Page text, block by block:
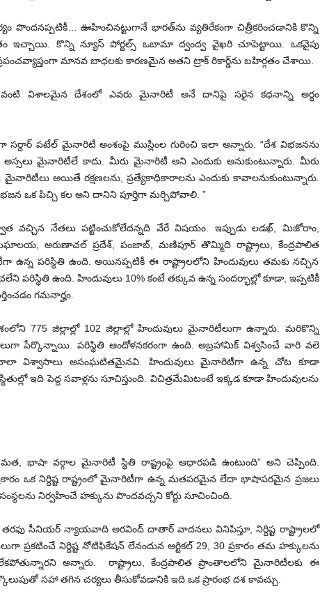
పొంద‌న‌ప్ప‌టికీ… ఊహించినట్టుగానే భార‌త్‌ను వ్య‌తిరేకంగా చిత్రీకరించడానికి కొన్ని
ఇచ్చాయి. కొన్ని న్యూస్ పోర్టల్స్ ఒబామా ద్వంద్వ వైఖ‌రి చూపెట్టాయి. ఒక‌వైపు
ప్రపంచవ్యాప్తంగా మానవ బాధలకు కారణమైన అతని ట్రాక్ రికార్డ్‌ను బహిర్గతం చేశాయి.
విశాలమైన దేశంలో ఎవరు మైనారిటీ అనే దానిపై సరైన కథనాన్ని అర్థం
సర్దార్ పటేల్ మైనారిటీ అంశంపై ముస్లింల గురించి ఇలా అన్నారు. “దేశ విభజనను
మైనారిటీలే కాదు. మీరు మైనారిటీ అని ఎందుకు అనుకుంటున్నారు. మీరు
అయితే రక్షణలను, ప్రత్యేకాధికారాలను ఎందుకు కావాల‌నుకుంటున్నారు.
ఒక పిచ్చి కల అని దానిని పూర్తిగా మర్చిపోవాలి. ”
నేతలు పట్టించుకోలేదన్నది వేరే విషయం. ఇప్పుడు లడఖ్, మిజోరాం,
అరుణాచల్ ప్రదేశ్, పంజాబ్, మణిపూర్ తొమ్మిది రాష్ట్రాలు, కేంద్ర‌పాలిత
ఉన్న పరిస్థితి ఉంది. అయినప్పటికీ ఈ రాష్ట్రాలలోని హిందువులు తమకు నచ్చిన
పరిస్థితి ఉంది. హిందువులు 10% కంటే తక్కువ ఉన్న సందర్భాల్లో కూడా, ఇప్పటికీ
గ‌మ‌నార్హం.
775 జిల్లాల్లో 102 జిల్లాల్లో హిందువులు మైనారిటీలుగా ఉన్నారు. మరికొన్ని
పేర్కొన్నాయి. పరిస్థితి ఆందోళనకరంగా ఉంది. అబ్రహామిక్ విశ్వ‌సించే వారి వలె
విశ్వాసాలు అసంఘటితమైనవి. హిందువులు మైనారిటీగా ఉన్న చోట కూడా
ఇది పెద్ద సవాళ్లను సూచిస్తుంది. విచిత్రమేమిటంటే ఇక్కడ కూడా హిందువులను
“మత, భాషా వర్గాల మైనారిటీ స్థితి రాష్ట్రంపై ఆధారపడి ఉంటుంది” అని చెప్పింది.
ఒక నిర్దిష్ట రాష్ట్రంలో మైనారిటీగా ఉన్న మతపరమైన లేదా భాషాపరమైన ప్ర‌జ‌లు
నిర్వహించే హక్కును పొందవచ్చని కోర్టు సూచించింది.
తరఫు సీనియర్ న్యాయవాది అరవింద్ దాతార్ వాదనలు వినిపిస్తూ, నిర్దిష్ట రాష్ట్రాలలో
ప్రకటించే నిర్దిష్ట నోటిఫికేషన్ లేనందున ఆర్టికల్ 29, 30 ప్రకారం తమ హక్కులను
అన్నారు. రాష్ట్రాలు, కేంద్రపాలిత ప్రాంతాలలోని మైనారిటీల‌కు ఈ
సహా తగిన చర్యలు తీసుకోవడానికి ఇది ఒక ప్రారంభ ద‌శ కావచ్చు.